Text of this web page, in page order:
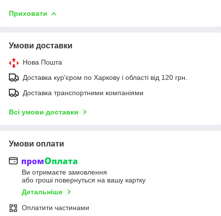
Приховати
Умови доставки
Нова Пошта
Доставка кур'єром по Харкову і області від 120 грн.
Доставка транспортними компаніями
Всі умови доставки
Умови оплати
Ви отримаєте замовлення
або гроші повернуться на вашу картку
Детальніше
Оплатити частинами